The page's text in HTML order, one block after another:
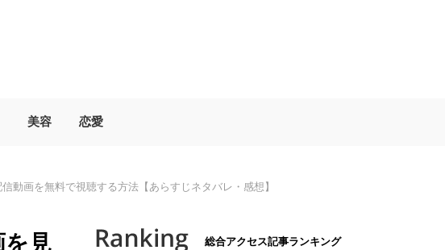
美容 恋愛
動画を無料で視聴する方法【あらすじネタバレ・感想】
を見
総合アクセス記事ランキング